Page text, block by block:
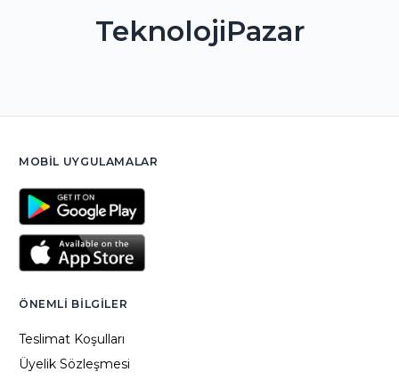
TeknolojiPazar
MOBIL UYGULAMALAR
ÖNEMLI BILGILER
Teslimat Koşulları
Üyelik Sözleşmesi